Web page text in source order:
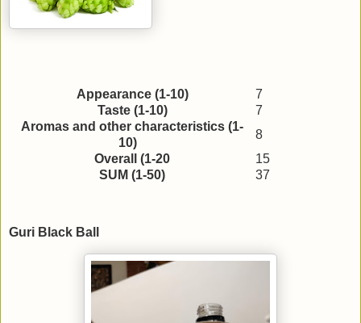
Appearance (1-10)
7
Taste (1-10)
7
Aromas and other characteristics (1-
10)
8
Overall (1-20
15
SUM (1-50)
37
Guri Black Ball